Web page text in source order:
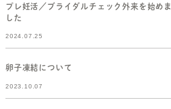
プレ妊活／ブライダルチェック外来を始めま
した
2024.07.25
卵子凍結について
2023.10.07